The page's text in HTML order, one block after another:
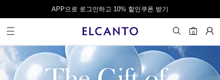
오전 10시 이전 결제 완료 시 오늘 출발!
0